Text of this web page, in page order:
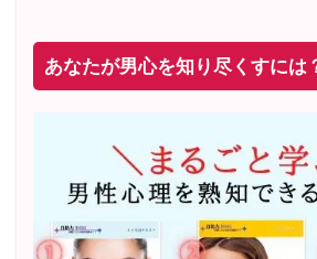
あなたが男心を知り尽くすには